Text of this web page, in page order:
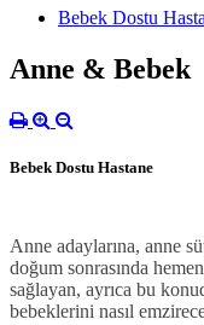
Bebek Dostu
Anne & Bebek
Bebek Dostu Hastane
Anne adaylarına, anne
doğum sonrasında
sağlayan, ayrıca bu
bebeklerini nasıl